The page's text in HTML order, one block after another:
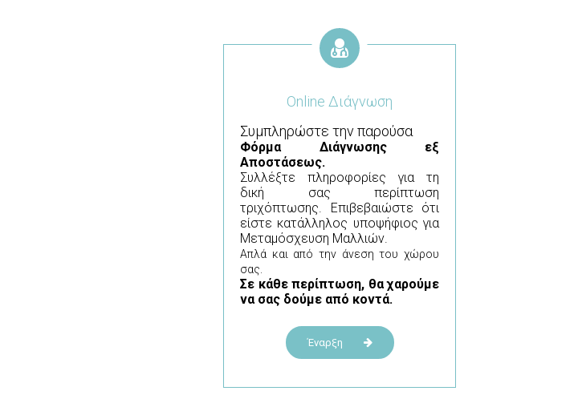
Online Διάγνωση
Συμπληρώστε την παρούσα
Φόρμα
Διάγνωσης εξ
Αποστάσεως.
Συλλέξτε πληροφορίες για τη
δική σας περίπτωση
τριχόπτωσης. Επιβεβαιώστε ότι
είστε κατάλληλος υποψήφιος για
Μεταμόσχευση Μαλλιών.
Απλά και από την άνεση του χώρου
σας.
Σε κάθε περίπτωση, θα χαρούμε
να σας δούμε από κοντά.
Έναρξη